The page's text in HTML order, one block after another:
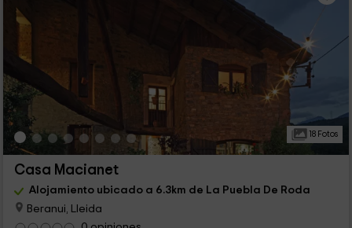
18 Fotos
Casa Macianet
Alojamiento ubicado a 6.3km de La Puebla De Roda
Beranui, Lleida